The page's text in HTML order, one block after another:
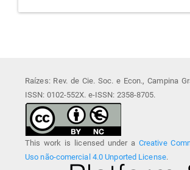
Raízes: Rev. de Cie. Soc. e Econ., Campina
ISSN: 0102-552X. e-ISSN: 2358-8705.
This work is licensed under a Creative
Uso não-comercial 4.0 Unported License.